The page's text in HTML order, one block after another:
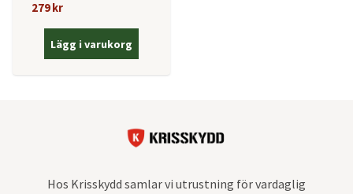
279 kr
Lägg i varukorg
Hos Krisskydd samlar vi utrustning för vardaglig